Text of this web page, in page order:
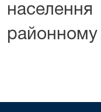
районному